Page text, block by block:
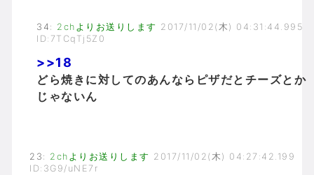
34 : 2chよりお送りします 2017/11/02(木) 04:31:44.995
ID:7TCqTj5Z0
>>18
どら焼きに対してのあんならピザだとチーズとか
じゃないん
23 : 2chよりお送りします 2017/11/02(木) 04:27:42.199
ID:3G9/uNE7r